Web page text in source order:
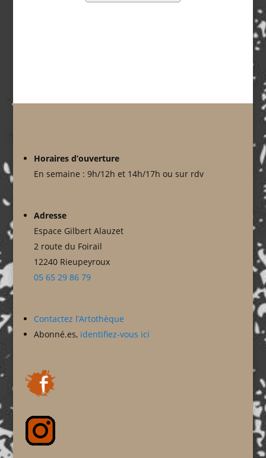
Horaires d’ouverture
En semaine : 9h/12h et 14h/17h ou sur rdv
Adresse
Espace Gilbert Alauzet
2 route du Foirail
12240 Rieupeyroux
05 65 29 86 79
Contactez l’Artothèque
Abonné.es, identifiez-vous ici